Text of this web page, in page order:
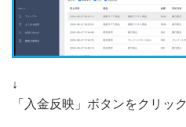
↓
「入金反映」ボタンをクリック